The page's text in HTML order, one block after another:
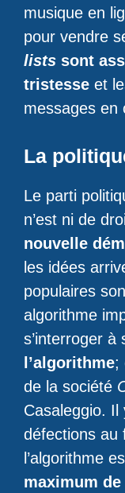
musique en
pour vendre
lists sont
tristesse et
messages en
La
Le parti
n’est ni de
nouvelle
les idées
populaires
algorithme
s’interroger à
l’algorithme;
de la société
Casaleggio.
défections au
l’algorithme
maximum de